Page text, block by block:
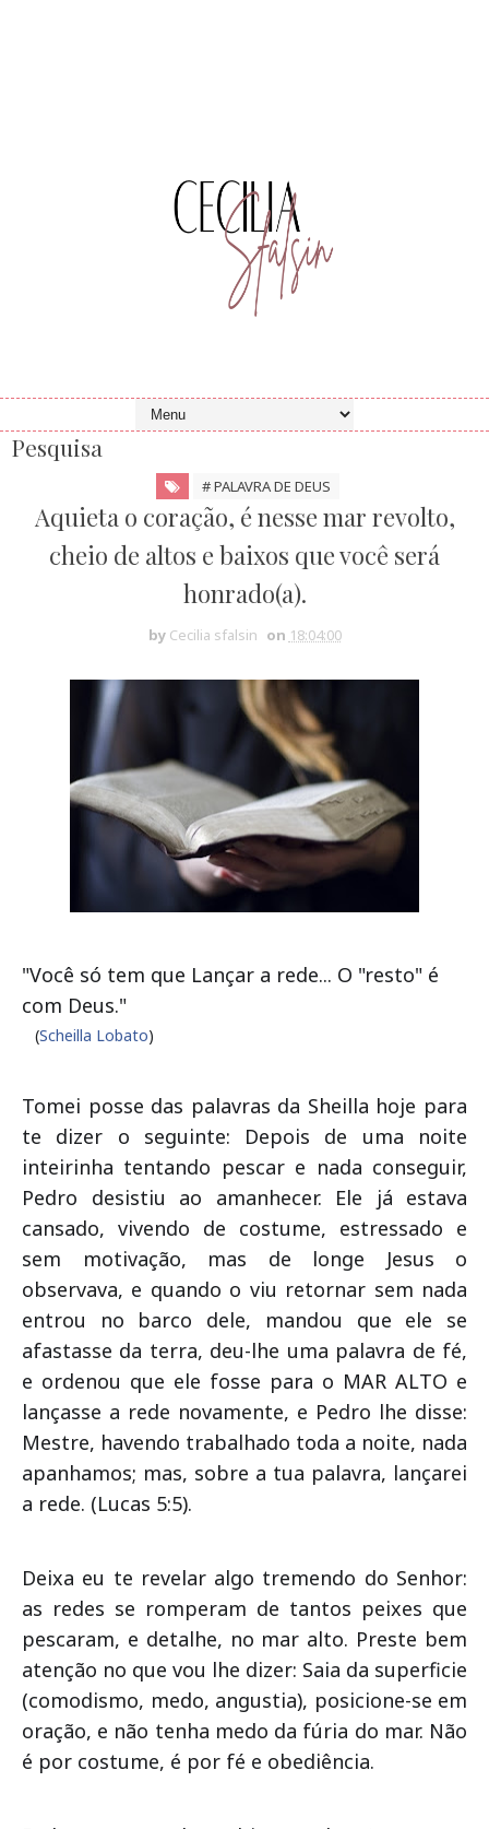
Pesquisa
# PALAVRA DE DEUS
Aquieta o coração, é nesse mar revolto,
cheio de altos e baixos que você será
honrado(a).
by Cecilia sfalsin on 18:04:00
"Você só tem que Lançar a rede... O "resto" é
com Deus."
(Scheilla Lobato)
Tomei posse das palavras da Sheilla hoje para
te dizer o seguinte: Depois de uma noite
inteirinha tentando pescar e nada conseguir,
Pedro desistiu ao amanhecer. Ele já estava
cansado, vivendo de costume, estressado e
sem motivação, mas de longe Jesus o
observava, e quando o viu retornar sem nada
entrou no barco dele, mandou que ele se
afastasse da terra, deu-lhe uma palavra de fé,
e ordenou que ele fosse para o MAR ALTO e
lançasse a rede novamente, e Pedro lhe disse:
Mestre, havendo trabalhado toda a noite, nada
apanhamos; mas, sobre a tua palavra, lançarei
a rede. (Lucas 5:5).
Deixa eu te revelar algo tremendo do Senhor:
as redes se romperam de tantos peixes que
pescaram, e detalhe, no mar alto. Preste bem
atenção no que vou lhe dizer: Saia da superficie
(comodismo, medo, angustia), posicione-se em
oração, e não tenha medo da fúria do mar. Não
é por costume, é por fé e obediência.